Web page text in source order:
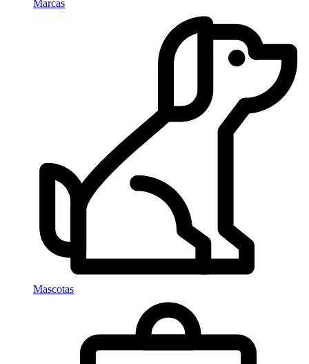
Marcas
Mascotas